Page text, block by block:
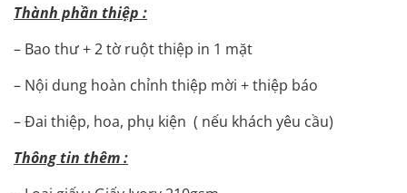
Thành phần thiệp :
– Bao thư + 2 tờ ruột thiệp in 1 mặt
– Nội dung hoàn chỉnh thiệp mời + thiệp báo
– Đai thiệp, hoa, phụ kiện ( nếu khách yêu cầu)
Thông tin thêm :